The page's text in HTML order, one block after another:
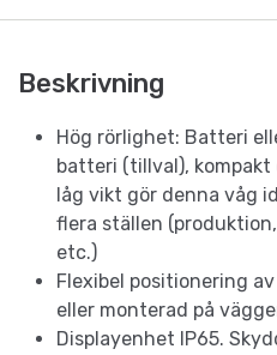
Beskrivning
Hög rörlighet: Batteri
batteri (tillval),
låg vikt gör denna våg
flera ställen
etc.)
Flexibel positionering
eller monterad på
Displayenhet IP65.